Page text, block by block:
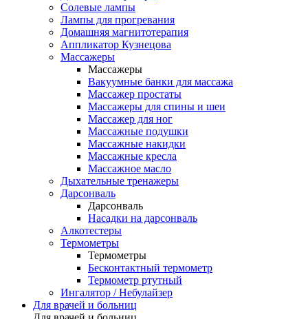
Солевые лампы
Лампы для прогревания
Домашняя магнитотерапия
Аппликатор Кузнецова
Массажеры
Массажеры
Вакуумные банки для массажа
Массажер простаты
Массажеры для спины и шеи
Массажер для ног
Массажные подушки
Массажные накидки
Массажные кресла
Массажное масло
Дыхательные тренажеры
Дарсонваль
Дарсонваль
Насадки на дарсонваль
Алкотестеры
Термометры
Термометры
Бесконтактный термометр
Термометр ртутный
Ингалятор / Небулайзер
Для врачей и больниц